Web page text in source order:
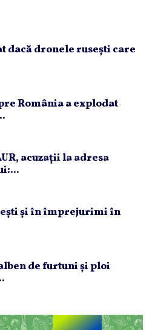
dacă dronele ruseşti care
România a explodat
acuzaţii la adresa
şi în împrejurimi în
de furtuni şi ploi